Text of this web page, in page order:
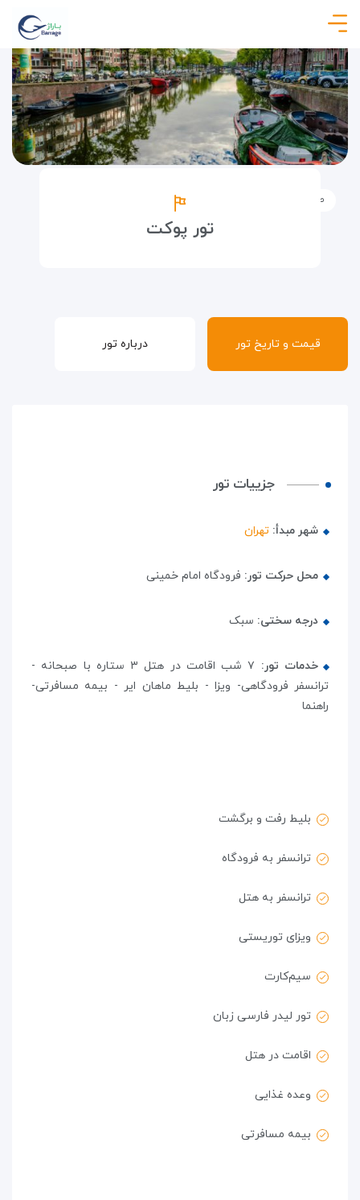
صفحه نخست تورهای خارجی
تور پوکت
قیمت و تاریخ تور درباره تور
جزییات تور
شهر مبدأ: تهران
محل حرکت تور: فرودگاه امام خمینی
درجه سختی: سبک
خدمات تور:
۷ شب اقامت در هتل ۳ ستاره با صبحانه -
ترانسفر فرودگاهی- ویزا - بلیط ماهان ایر - بیمه مسافرتی-
راهنما
بلیط رفت و برگشت
ترانسفر به فرودگاه
ترانسفر به هتل
ویزای توریستی
سیم‌کارت
تور لیدر فارسی زبان
اقامت در هتل
وعده غذایی
بیمه مسافرتی